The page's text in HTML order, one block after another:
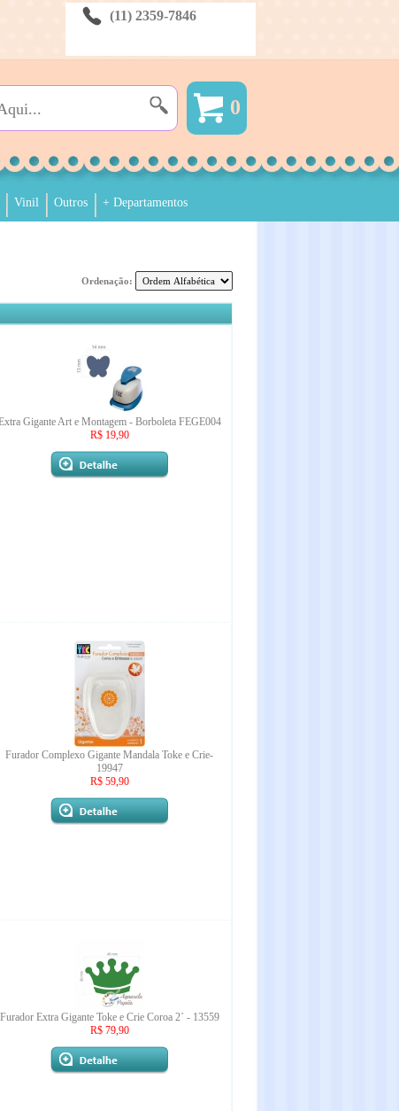
(11) 2359-7846
0
Vinil Outros + Departamentos
Ordenação:
Gigante Art e Montagem - Borboleta FEGE004
R$ 19,90
Furador Complexo Gigante Mandala Toke e Crie-
19947
R$ 59,90
Furador Extra Gigante Toke e Crie Coroa 2´ - 13559
R$ 79,90